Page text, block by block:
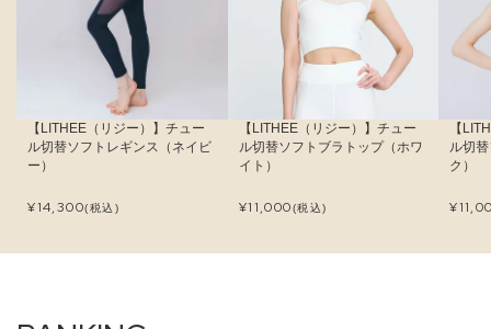
【LITHEE（リジー）】チュー
ル切替ソフトレギンス（ネイビ
ー）
¥14,300(税込)
【LITHEE（リジー）】チュー
ル切替ソフトブラトップ（ホワ
イト）
¥11,000(税込)
【
ル切
ク）
¥